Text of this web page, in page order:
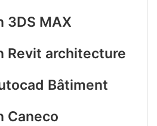
3DS MAX
Revit architecture
Bâtiment
Caneco